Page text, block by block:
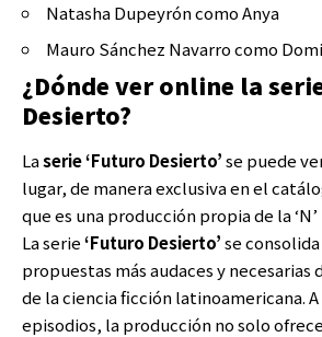
Natasha Dupeyrón como Anya
Mauro Sánchez Navarro como
¿Dónde ver online la
Desierto?
Laserie ‘Futuro Desierto’se puede
lugar, de manera exclusiva en el
que es una producción propia de la ‘N’
La serie‘Futuro Desierto’se
propuestas más audaces y
de la ciencia ficción latinoamericana. A
episodios, la producción no solo